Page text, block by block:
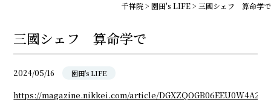
千祥院> 園田's LIFE> 三國シェフ 算命学で
三國シェフ 算命学で
2024/05/16 園田's LIFE
https://magazine.nikkei.com/article/